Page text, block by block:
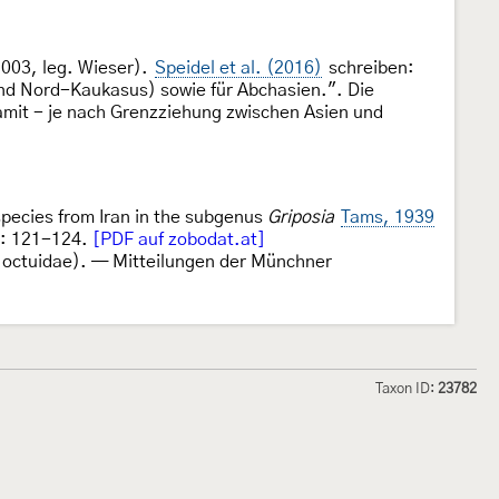
leg. Wieser). Speidel et al. (2016) schreiben:
Nord-Kaukasus) sowie für Abchasien.". Die
- je nach Grenzziehung zwischen Asien und
from Iran in the subgenus Griposia
Tams, 1939
121-124.
[PDF auf zobodat.at]
— Mitteilungen der Münchner
Taxon ID: 23782